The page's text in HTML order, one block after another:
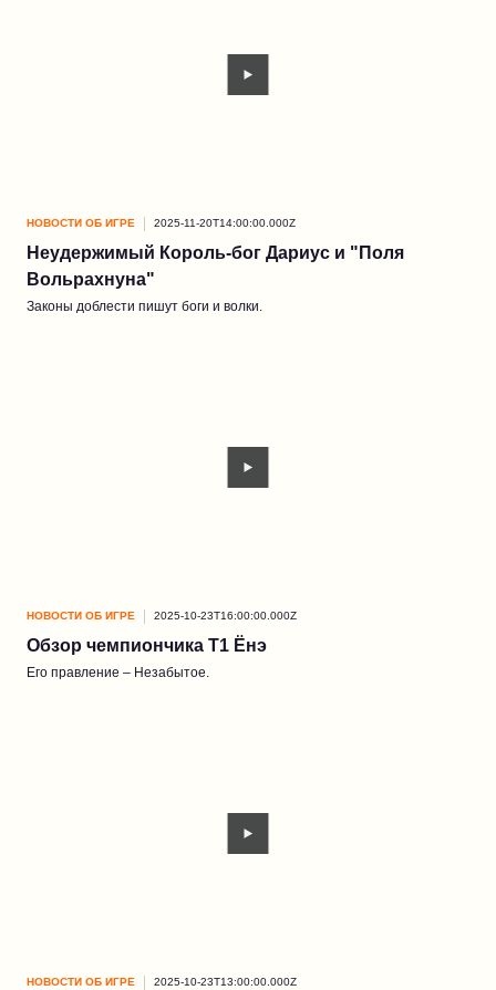
НОВОСТИ ОБ ИГРЕ 2025-11-20T14:00:00.000Z
Неудержимый Король-бог Дариус и "Поля
Вольрахнуна"
Законы доблести пишут боги и волки.
НОВОСТИ ОБ ИГРЕ 2025-10-23T16:00:00.000Z
Обзор чемпиончика T1 Ёнэ
Его правление – Незабытое.
НОВОСТИ ОБ ИГРЕ 2025-10-23T13:00:00.000Z